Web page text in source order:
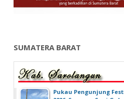
SUMATERA BARAT
‎Pukau Pengunjung